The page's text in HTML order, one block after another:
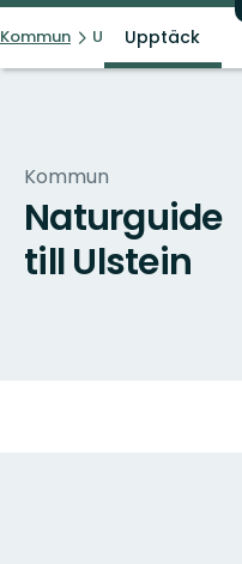
Kommun UlsteinUpptäck
Kommun
Naturguide
till Ulstein